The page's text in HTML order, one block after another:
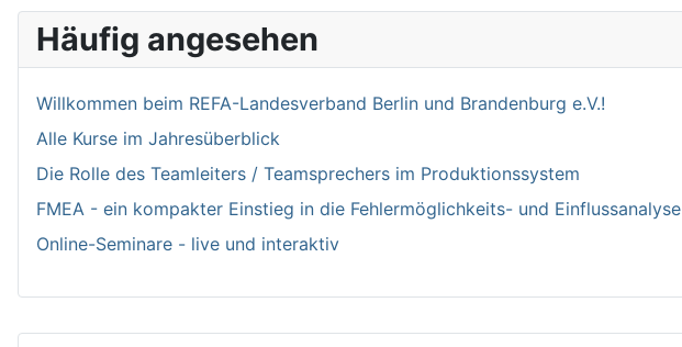
Häufig angesehen
Willkommen bei­m REFA-Landesverband Berlin und Brandenburg e.V.!
Alle Kurse im Jahresüberblick
Die Rolle des Teamleiters / Teamsprechers im Produktionssystem
FMEA - ein kompakter Einstieg in die Fehlermöglichkeits- und Einflussanalyse
Online-Seminare - live und interaktiv